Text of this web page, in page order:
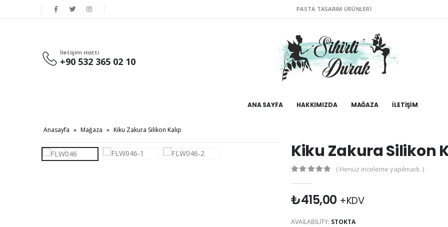
PASTA TASARIM ÜRÜNLERI
İletişim Hattı
+90 532 365 02 10
ANA SAYFA HAKKIMIZDA MAĞAZA İLETIŞIM
Anasayfa » Mağaza » Kiku Zakura Silikon Kalıp
Kiku Zakura Silikon
( Henüz inceleme yapılmadı. )
₺415,00 +KDV
AVAILABILITY: STOKTA